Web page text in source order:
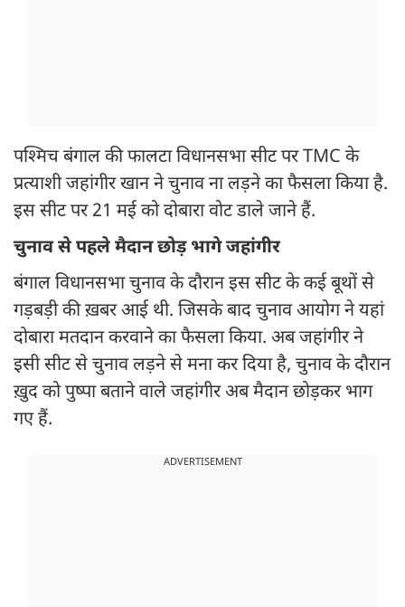
पश्मिच बंगाल की फालटा विधानसभा सीट पर TMC के
प्रत्याशी जहांगीर खान ने चुनाव ना लड़ने का फैसला किया है.
इस सीट पर 21 मई को दोबारा वोट डाले जाने हैं.
चुनाव से पहले मैदान छोड़ भागे जहांगीर
बंगाल विधानसभा चुनाव के दौरान इस सीट के कई बूथों से
गड़बड़ी की ख़बर आई थी. जिसके बाद चुनाव आयोग ने यहां
दोबारा मतदान करवाने का फैसला किया. अब जहांगीर ने
इसी सीट से चुनाव लड़ने से मना कर दिया है, चुनाव के दौरान
ख़ुद को पुष्पा बताने वाले जहांगीर अब मैदान छोड़कर भाग
गए हैं.
ADVERTISEMENT